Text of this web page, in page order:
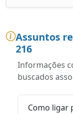
Assuntos
216
Informações
buscados
Como ligar